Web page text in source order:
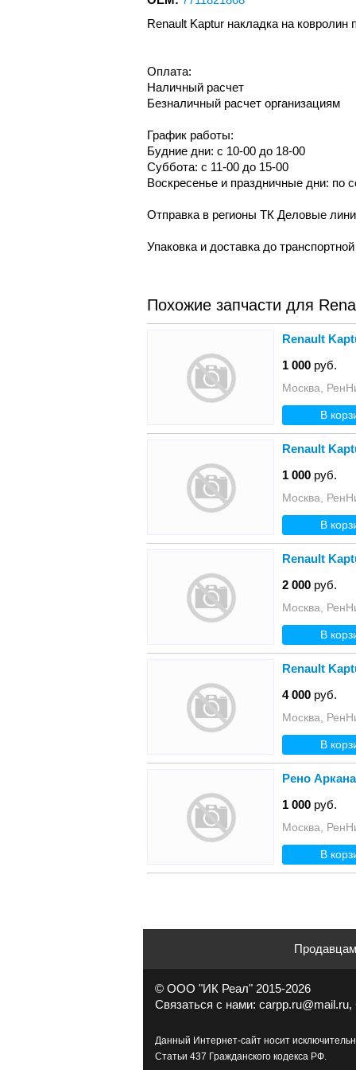
Renault Kaptur накладка на
Оплата:
Наличный расчет
Безналичный расчет организациям
График работы:
Будние дни: с 10-00 до 18-00
Суббота: с 11-00 до 15-00
Воскресенье и праздничные дни: по
Отправка в регионы ТК Деловые
Упаковка и доставка до
Похожие запчасти для
Renault
1 000 руб.
Москва,
В
Renault
1 000 руб.
Москва,
В
Renault
2 000 руб.
Москва,
В
Renault
4 000 руб.
Москва,
В
Рено
1 000 руб.
Москва,
В
Продавцам
© ООО "ИК Реал" 2015-2026
Связаться с нами: carpp.ru@mail.ru,
Данный Интернет-сайт носит
Статьи 437 Гражданского кодекса РФ.